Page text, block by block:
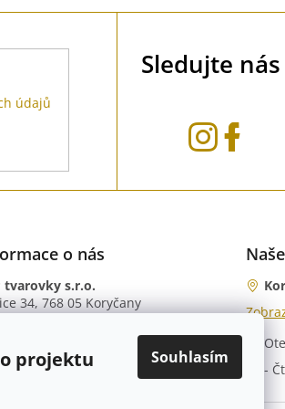
projektu
Souhlasím
údajů
Sledujte nás
o nás
tvarovky s.r.o.
34, 768 05 Koryčany
2301934375/2010 (Fio banka)
Po - Čt